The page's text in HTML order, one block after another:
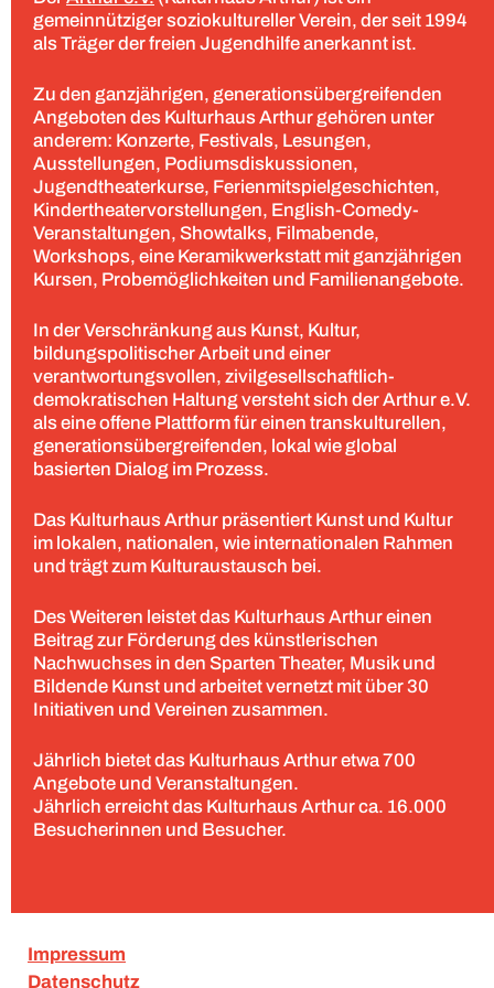
gemeinnütziger soziokultureller Verein, der seit 1994
als Träger der freien Jugendhilfe anerkannt ist.
Zu den ganzjährigen, generationsübergreifenden
Angeboten des Kulturhaus Arthur gehören unter
anderem: Konzerte, Festivals, Lesungen,
Ausstellungen, Podiumsdiskussionen,
Jugendtheaterkurse, Ferienmitspielgeschichten,
Kindertheatervorstellungen, English-Comedy-
Veranstaltungen, Showtalks, Filmabende,
Workshops, eine Keramikwerkstatt mit ganzjährigen
Kursen, Probemöglichkeiten und Familienangebote.
In der Verschränkung aus Kunst, Kultur,
bildungspolitischer Arbeit und einer
verantwortungsvollen, zivilgesellschaftlich-
demokratischen Haltung versteht sich der Arthur e.V.
als eine offene Plattform für einen transkulturellen,
generationsübergreifenden, lokal wie global
basierten Dialog im Prozess.
Das Kulturhaus Arthur präsentiert Kunst und Kultur
im lokalen, nationalen, wie internationalen Rahmen
und trägt zum Kulturaustausch bei.
Des Weiteren leistet das Kulturhaus Arthur einen
Beitrag zur Förderung des künstlerischen
Nachwuchses in den Sparten Theater, Musik und
Bildende Kunst und arbeitet vernetzt mit über 30
Initiativen und Vereinen zusammen.
Jährlich bietet das Kulturhaus Arthur etwa 700
Angebote und Veranstaltungen.
Jährlich erreicht das Kulturhaus Arthur ca. 16.000
Besucherinnen und Besucher.
Impressum
Datenschutz